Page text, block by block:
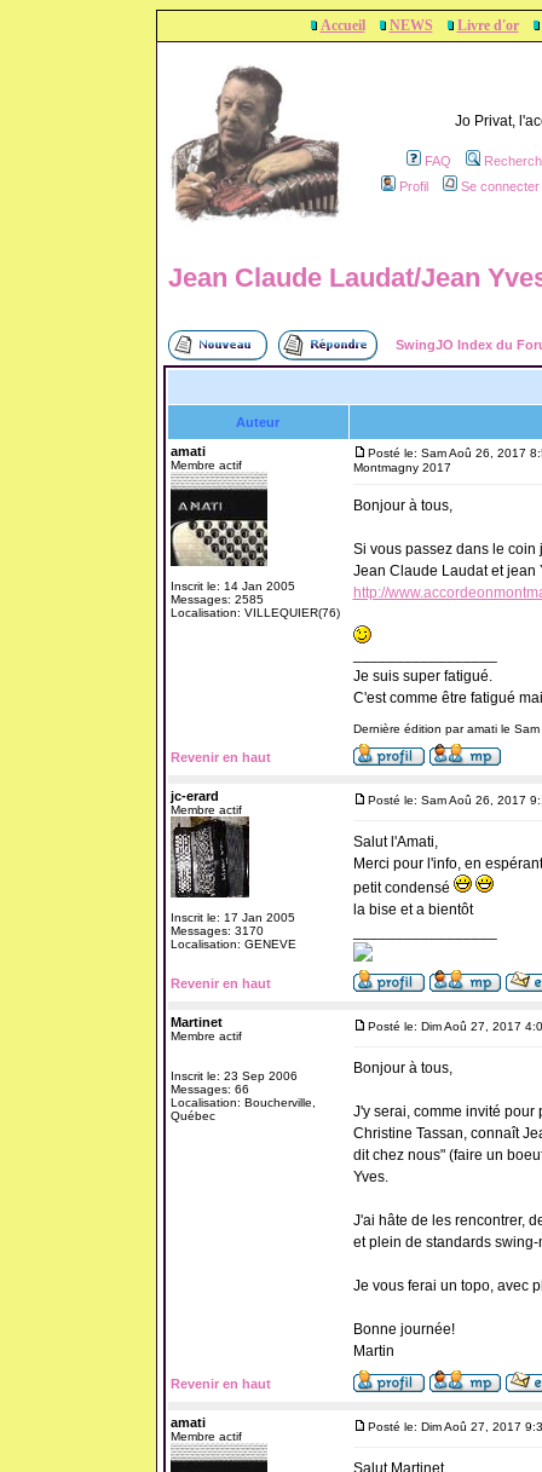
Accueil NEWS Livre d'or
Jo Privat,
FAQ
Profil
Se
Jean Claude Laudat/Jean
SwingJO Index du
Auteur
amati
Membre actif
Inscrit le: 14 Jan 2005
Messages: 2585
Localisation: VILLEQUIER(76)
Posté le: Sam Aoû 26, 2017
Montmagny 2017
Bonjour à tous,
Si vous passez dans le coin
Jean Claude Laudat et jean
http://
Je suis super fatigué.
C'est comme être fatigué
Dernière édition par amati le
Revenir en haut
jc-erard
Membre actif
Inscrit le: 17 Jan 2005
Messages: 3170
Localisation: GENEVE
Posté le: Sam Aoû 26, 2017
Salut l'Amati,
Merci pour l'info, en
petit condensé
la bise et a bientôt
Revenir en haut
Martinet
Membre actif
Inscrit le: 23 Sep 2006
Messages: 66
Localisation: Boucherville,
Québec
Posté le: Dim Aoû 27, 2017
Bonjour à tous,
J'y serai, comme invité
Christine Tassan, connaît
dit chez nous" (faire un
Yves.
J'ai hâte de les rencontrer,
et plein de standards swing-
Je vous ferai un topo, avec
Bonne journée!
Martin
Revenir en haut
amati
Membre actif
Posté le: Dim Aoû 27, 2017
Salut Martinet,